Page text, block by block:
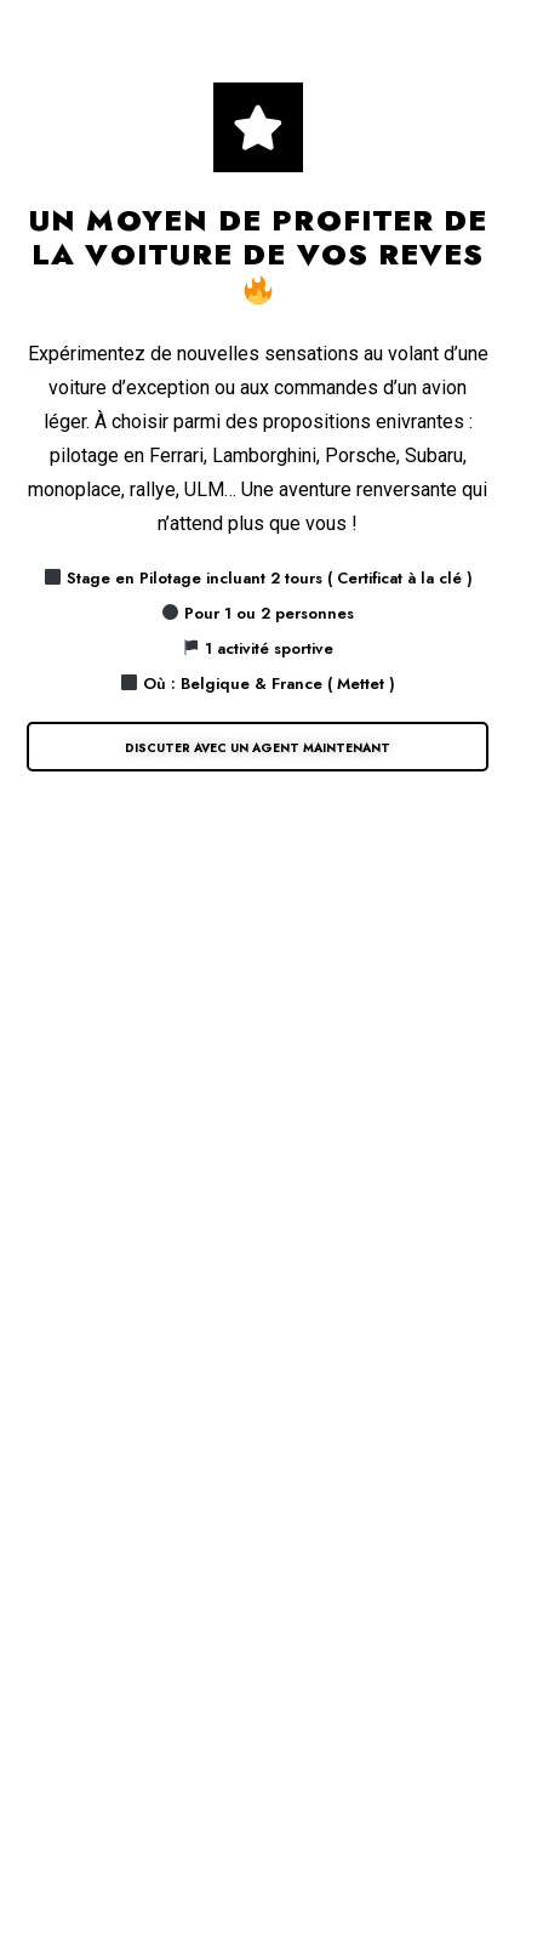
UN MOYEN DE PROFITER DE
LA VOITURE DE VOS REVES
Expérimentez de nouvelles sensations au volant d’une
voiture d’exception ou aux commandes d’un avion
léger. À choisir parmi des propositions enivrantes :
pilotage en Ferrari, Lamborghini, Porsche, Subaru,
monoplace, rallye, ULM… Une aventure renversante qui
n’attend plus que vous !
Stage en Pilotage incluant 2 tours ( Certificat à la clé )
Pour 1 ou 2 personnes
1 activité sportive
Où : Belgique & France ( Mettet )
DISCUTER AVEC UN AGENT MAINTENANT